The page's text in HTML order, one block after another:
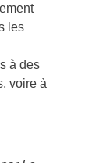
les
à des
voire à